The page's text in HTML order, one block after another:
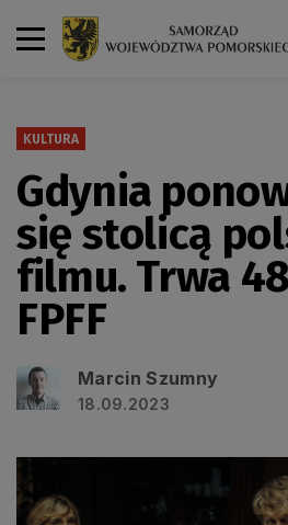
KULTURA
Gdynia
się stolicą
filmu. Trwa
FPFF
Marcin Szumny
18.09.2023